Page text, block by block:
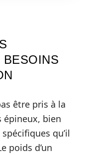
être pris à la
épineux, bien
qu’il
poids d’un